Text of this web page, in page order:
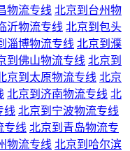
物流专线 北京到台州物
沂物流专线 北京到包头
淄博物流专线 北京到濮
到佛山物流专线 北京到
京到太原物流专线 北京
北京到济南物流专线 北
线 北京到宁波物流专线
专线 北京到青岛物流专
物流专线 北京到哈尔滨